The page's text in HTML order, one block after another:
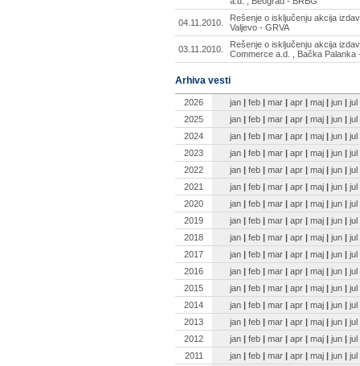
04.11.2010.
Rešenje o isključenju akcija
Valjevo - GRVA
03.11.2010.
Rešenje o isključenju akcija
Commerce a.d. , Bačka Palanka
Arhiva vesti
2026 jan | feb | mar | apr | maj | jun | jul
2025
jan | feb | mar | apr | maj | jun | jul
2024
jan | feb | mar | apr | maj | jun | jul
2023
jan | feb | mar | apr | maj | jun | jul
2022
jan | feb | mar | apr | maj | jun | jul
2021
jan | feb | mar | apr | maj | jun | jul
2020
jan | feb | mar | apr | maj | jun | jul
2019
jan | feb | mar | apr | maj | jun | jul
2018
jan | feb | mar | apr | maj | jun | jul
2017
jan | feb | mar | apr | maj | jun | jul
2016
jan | feb | mar | apr | maj | jun | jul
2015
jan | feb | mar | apr | maj | jun | jul
2014
jan | feb | mar | apr | maj | jun | jul
2013
jan | feb | mar | apr | maj | jun | jul
2012
jan | feb | mar | apr | maj | jun | jul
2011
jan | feb | mar | apr | maj | jun | jul